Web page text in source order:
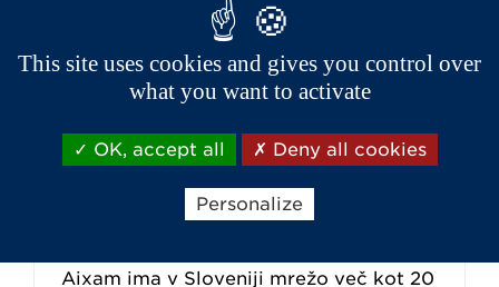
Aixam ima v Sloveniji mrežo več kot 20
This site uses cookies and gives you control over
what you want to activate
OK, accept all Deny all cookies
Personalize